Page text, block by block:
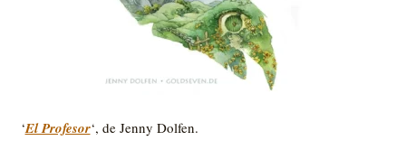
‘El Profesor‘, de Jenny Dolfen.